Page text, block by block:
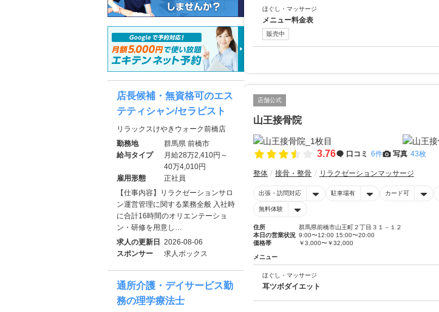
ほぐし・マッサージ
メニュー料金表
販売中
店舗公式
山王接骨院
3.76 口コミ 6件 写真 43枚
整体 接骨・整骨 リラクゼーションマッサージ
出張・訪問対応 駐車場有 カード可
無料体験
住所
群馬県前橋市山王町２丁目３１－１２
本日の営業状況 9:00〜12:00 15:00〜20:00
価格帯
￥3,000〜￥32,000
メニュー
ほぐし・マッサージ
耳ツボダイエット
店長候補・無資格可のエス
テティシャン/セラピスト
リラックスけやきウォーク前橋店
勤務地
群馬県 前橋市
給与タイプ
月給28万2,410円～
40万4,010円
雇用形態
正社員
【仕事内容】リラクゼーションサロ
ン運営管理に関する業務全般 入社時
に合計16時間のオリエンテーショ
ン・研修を用意し…
求人の更新日 2026-08-06
スポンサー
求人ボックス
通所介護・デイサービス勤
務の理学療法士